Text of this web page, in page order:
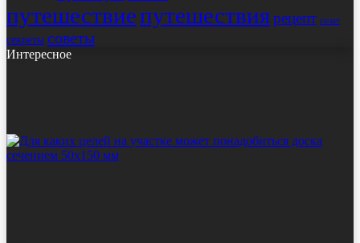
путешествиепутешествиярецепт салат
секреты советы
Интересное